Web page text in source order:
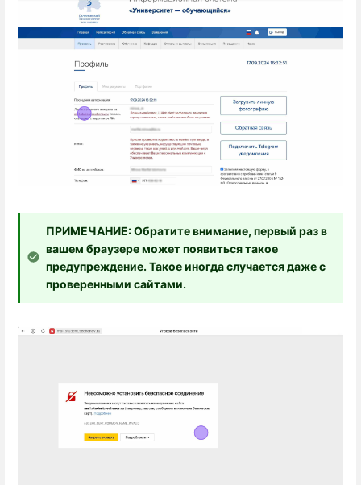
ПРИМЕЧАНИЕ: Обратите внимание, первый раз в
вашем браузере может появиться такое
предупреждение. Такое иногда случается даже с
проверенными сайтами.